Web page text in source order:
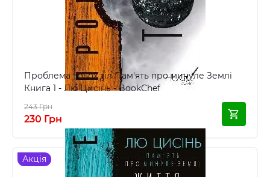
Проблема трьох тіл Пам'ять про минуле Землі
Книга 1 - Лю Цисінь - BookChef
243 Грн
230 Грн
Акція